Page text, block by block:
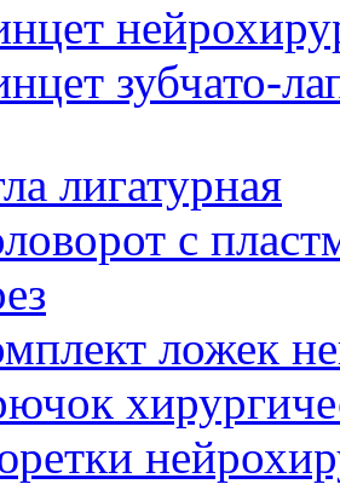
зубчато-
лигатурная
с
ложек